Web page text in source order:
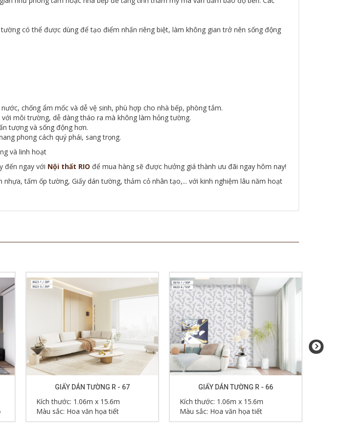
có thể được dùng để tạo điểm nhấn riêng biệt, làm không gian trở nên sống động
chống ẩm mốc và dễ vệ sinh, phù hợp cho nhà bếp, phòng tắm.
môi trường, dễ dàng tháo ra mà không làm hỏng tường.
tượng và sống động hơn.
phong cách quý phái, sang trọng.
và linh hoạt
đến ngay với Nội thất RIO để mua hàng sẽ được hưởng giá thành ưu đãi ngay hôm nay!
tấm ốp tường, Giấy dán tường, thảm cỏ nhân tạo,... với kinh nghiệm lâu năm hoạt
GIẤY DÁN TƯỜNG R - 67
Kích thước: 1.06m x 15.6m
Màu sắc: Hoa văn họa tiết
GIẤY DÁN TƯỜNG R - 66
Kích thước: 1.06m x 15.6m
Màu sắc: Hoa văn họa tiết